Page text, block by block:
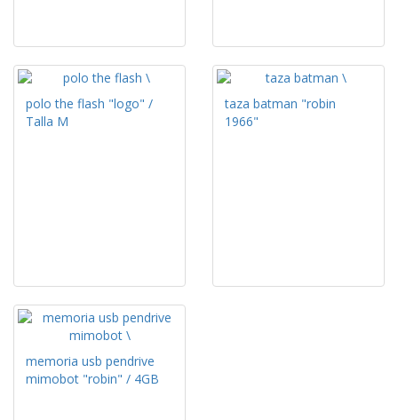
polo the flash "logo" /
Talla M
taza batman "robin
1966"
memoria usb pendrive
mimobot "robin" / 4GB